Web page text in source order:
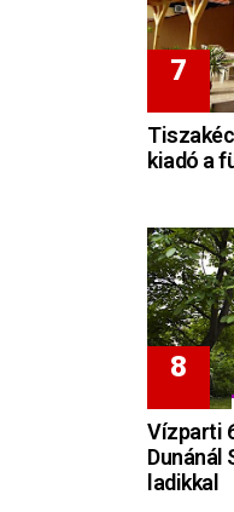
kiadó a
Vízparti
Dunánál
ladikkal